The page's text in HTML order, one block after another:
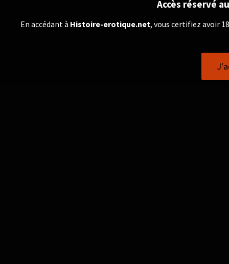
Accès réservé
En accédant à Histoire-erotique.net, vous certifiez avoir